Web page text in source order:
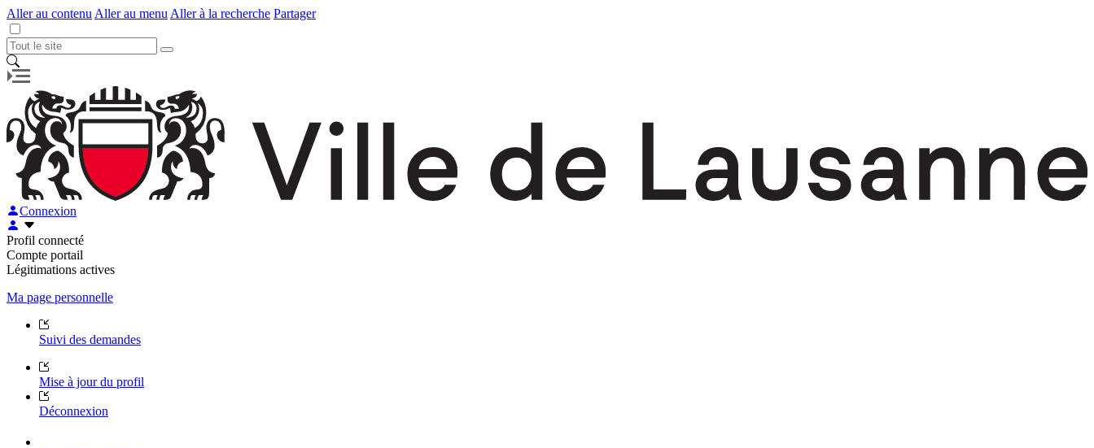
Aller au contenu Aller au menu Aller à la recherche Partager
Connexion
Profil connecté
Compte portail
Légitimations actives
Ma page personnelle
Suivi des demandes
Mise à jour du profil
Déconnexion